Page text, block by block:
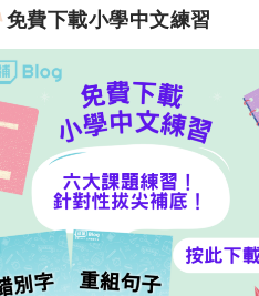
免費下載小學中文練習